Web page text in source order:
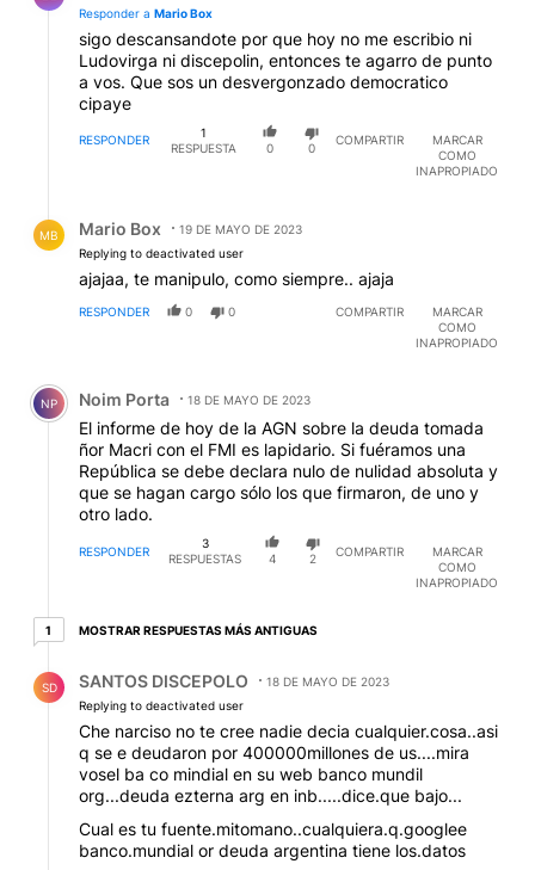
Responder a Mario Box
sigo descansandote por que hoy no me escribio ni
Ludovirga ni discepolin, entonces te agarro de punto
a vos. Que sos un desvergonzado democratico
cipaye
RESPONDER
1
RESPUESTA
0 0
COMPARTIR
MARCAR
COMO
INAPROPIADO
MB Mario Box
19 DE MAYO DE 2023
Replying to deactivated user
ajajaa, te manipulo, como siempre.. ajaja
RESPONDER 0 0 COMPARTIR
MARCAR
COMO
INAPROPIADO
Comentario de Noim Porta.
NP Noim Porta 18 DE MAYO DE 2023
El informe de hoy de la AGN sobre la deuda tomada
ñor Macri con el FMI es lapidario. Si fuéramos una
República se debe declara nulo de nulidad absoluta y
que se hagan cargo sólo los que firmaron, de uno y
otro lado.
RESPONDER
3
RESPUESTAS
4 2
COMPARTIR
MARCAR
COMO
INAPROPIADO
11 respuesta más antiguas
MOSTRAR RESPUESTAS MÁS ANTIGUAS
SD SANTOS DISCEPOLO
18 DE MAYO DE 2023
Replying to deactivated user
Che narciso no te cree nadie decia cualquier.cosa..asi
q se e deudaron por 400000millones de us....mira
vosel ba co mindial en su web banco mundil
org...deuda ezterna arg en inb.....dice.que bajo...
Cual es tu fuente.mitomano..cualquiera.q.googlee
banco.mundial or deuda argentina tiene los.datos